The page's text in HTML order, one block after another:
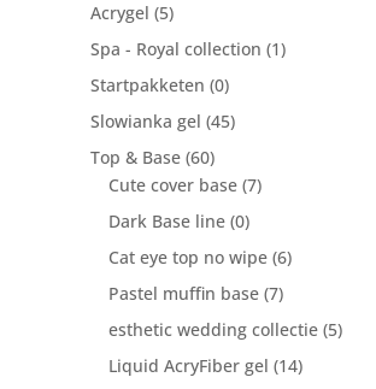
Acrygel (5)
Spa - Royal collection (1)
Startpakketen (0)
Slowianka gel (45)
Top & Base (60)
Cute cover base (7)
Dark Base line (0)
Cat eye top no wipe (6)
Pastel muffin base (7)
esthetic wedding collectie (5)
Liquid AcryFiber gel (14)